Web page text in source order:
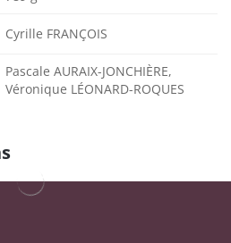
Cyrille FRANÇOIS
Pascale AURAIX-JONCHIÈRE,
Véronique LÉONARD-ROQUES